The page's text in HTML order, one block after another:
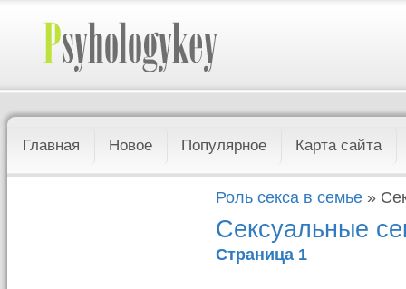
Главная Новое Популярное Карта сайта
Роль секса в семье »
Сексуальные
Страница 1